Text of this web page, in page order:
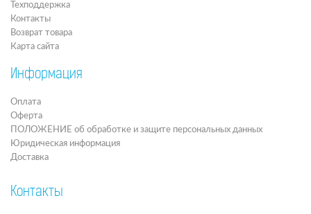
Техподдержка
Контакты
Возврат товара
Карта сайта
Информация
Оплата
Оферта
ПОЛОЖЕНИЕ об обработке и защите персональных данных
Юридическая информация
Доставка
Контакты